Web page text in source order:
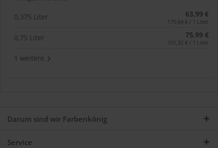
0,375 Liter 63,99 €
170,64 € / 1 Liter
0,75 Liter 75,99 €
101,32 € / 1 Liter
1 weitere
Darum sind wir Farbenkönig
Service